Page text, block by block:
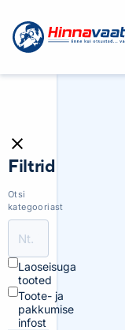
Filtrid
Otsi
kategooriast
Laoseisuga
tooted
Toote- ja
pakkumise
infost